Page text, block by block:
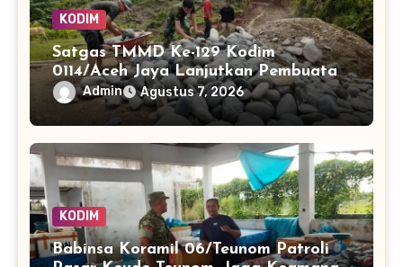
KODIM
Satgas TMMD Ke-129 Kodim
0114/Aceh Jaya Lanjutkan Pembuatan
Jembatan Kayu 4×6
Admin Agustus 7, 2026
KODIM
Babinsa Koramil 06/Teunom Patroli